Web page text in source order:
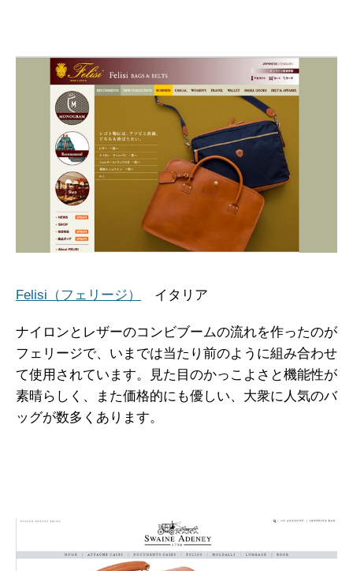
Felisi（フェリージ） イタリア
ナイロンとレザーのコンビブームの流れを作ったのが
フェリージで、いまでは当たり前のように組み合わせ
て使用されています。見た目のかっこよさと機能性が
素晴らしく、また価格的にも優しい、大衆に人気のバ
ッグが数多くあります。